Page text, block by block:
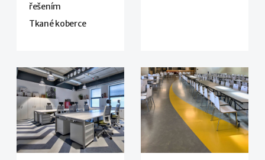
řešením
Tkané koberce